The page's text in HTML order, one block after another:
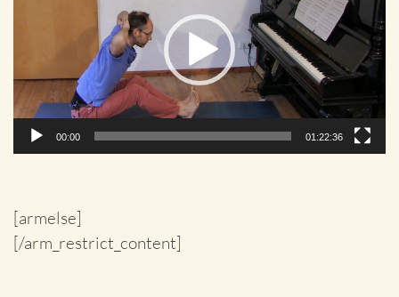
00:00 01:22:36
[armelse]
[/arm_restrict_content]